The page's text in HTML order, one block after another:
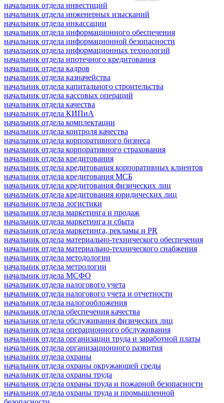
начальник отдела инвестиций
начальник отдела инженерных изысканий
начальник отдела инкассации
начальник отдела информационного обеспечения
начальник отдела информационной безопасности
начальник отдела информационных технологий
начальник отдела ипотечного кредитования
начальник отдела кадров
начальник отдела казначейства
начальник отдела капитального строительства
начальник отдела кассовых операций
начальник отдела качества
начальник отдела КИПиА
начальник отдела комплектации
начальник отдела контроля качества
начальник отдела корпоративного бизнеса
начальник отдела корпоративного страхования
начальник отдела кредитования
начальник отдела кредитования корпоративных клиентов
начальник отдела кредитования МСБ
начальник отдела кредитования физических лиц
начальник отдела кредитования юридических лиц
начальник отдела логистики
начальник отдела маркетинга и продаж
начальник отдела маркетинга и сбыта
начальник отдела маркетинга, рекламы и PR
начальник отдела материально-технического обеспечения
начальник отдела материально-технического снабжения
начальник отдела методологии
начальник отдела метрологии
начальник отдела МСФО
начальник отдела налогового учета
начальник отдела налогового учета и отчетности
начальник отдела налогообложения
начальник отдела обеспечения качества
начальник отдела обслуживания физических лиц
начальник отдела операционного обслуживания
начальник отдела организации труда и заработной платы
начальник отдела организационного развития
начальник отдела охраны
начальник отдела охраны окружающей среды
начальник отдела охраны труда
начальник отдела охраны труда и пожарной безопасности
начальник отдела охраны труда и промышленной